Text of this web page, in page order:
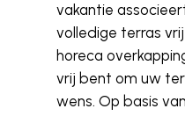
vakantie
volledige terras
horeca
vrij bent om uw
wens. Op basis